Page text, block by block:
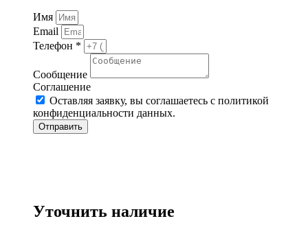
Имя
Email
Телефон *
Сообщение
Соглашение
Оставляя заявку, вы соглашаетесь с политикой
конфиденциальности данных.
Отправить
Уточнить наличие